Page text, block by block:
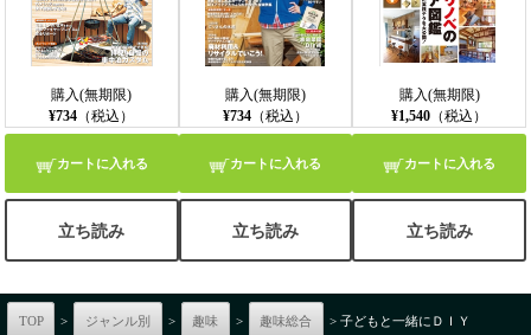
購入(無期限)
¥734 （税込）
カートに入れる
立ち読み
購入(無期限)
¥734（税込）
カートに入れる
立ち読み
購入(無期限)
¥1,540 （税込）
カートに入れる
立ち読み
TOP > ジャンル別 > 趣味 > 趣味総合 > 子どもと一緒にＤＩＹ